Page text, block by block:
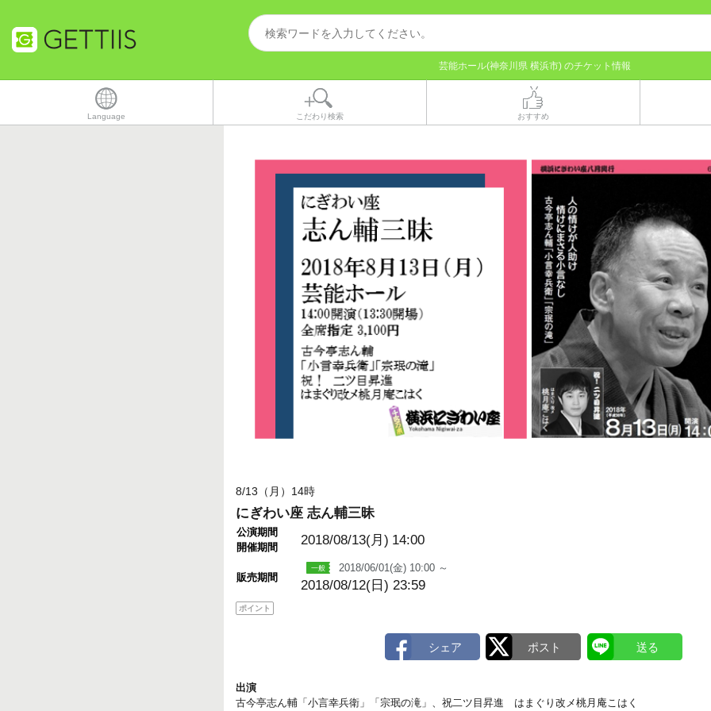
芸能ホール(神奈川県 横浜市) のチケット情報
Language こだわり検索 おすすめ
8/13（月）14時
にぎわい座 志ん輔三昧
公演期間
開催期間
2018/08/13(月) 14:00
販売期間
2018/06/01(金) 10:00 ～
2018/08/12(日) 23:59
ポイント
出演
古今亭志ん輔「小言幸兵衛」「宗珉の滝」、祝二ツ目昇進 はまぐり改メ桃月庵こはく